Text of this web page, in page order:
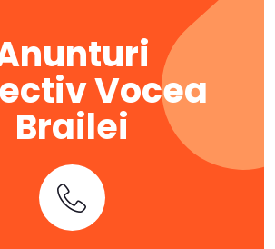
Vocea
Brailei